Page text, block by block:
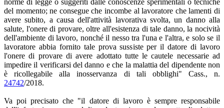
del momento; ne consegue che incombe al lavoratore che lamenti di
avere subito, a causa dell'attività lavorativa svolta, un danno alla
salute, l'onere di provare, oltre all'esistenza di tale danno, la nocività
dell'ambiente di lavoro, nonché il nesso tra l'una e l'altra, e solo se il
lavoratore abbia fornito tale prova sussiste per il datore di lavoro
l'onere di provare di avere adottato tutte le cautele necessarie ad
impedire il verificarsi del danno e che la malattia del dipendente non
è ricollegabile alla inosservanza di tali obblighi" Cass., n.
24742/2018.
Va poi precisato che "il datore di lavoro è sempre responsabile